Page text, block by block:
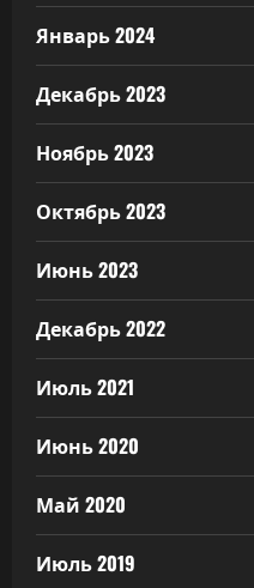
Январь 2024
Декабрь 2023
Ноябрь 2023
Октябрь 2023
Июнь 2023
Декабрь 2022
Июль 2021
Июнь 2020
Май 2020
Июль 2019